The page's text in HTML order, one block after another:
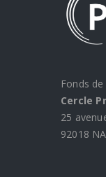
Fonds
Cercle
25
92018